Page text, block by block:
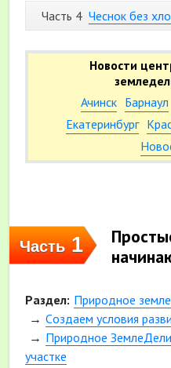
Часть 4 Чеснок без
Новости
Ачинск Барнаул
Екатеринбург
Часть1
Раздел: Природное
Cоздаем условия
Природное
участке